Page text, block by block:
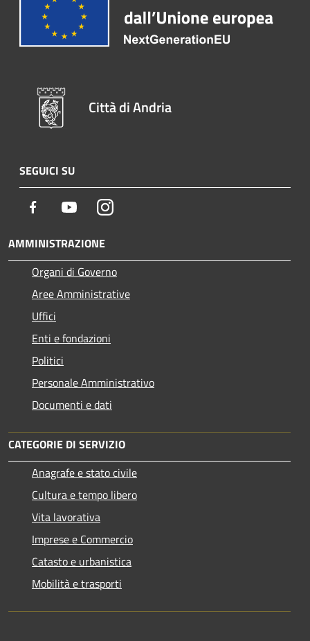
Città di Andria
SEGUICI SU
Facebook YoutubeInstagram
AMMINISTRAZIONE
Organi di Governo
Aree Amministrative
Uffici
Enti e fondazioni
Politici
Personale Amministrativo
Documenti e dati
CATEGORIE DI SERVIZIO
Anagrafe e stato civile
Cultura e tempo libero
Vita lavorativa
Imprese e Commercio
Catasto e urbanistica
Mobilità e trasporti